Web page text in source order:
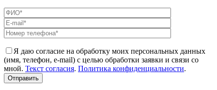
Я даю согласие на обработку моих персональных данных
(имя, телефон, e-mail) с целью обработки заявки и связи со
мной. Текст согласия. Политика конфиденциальности.